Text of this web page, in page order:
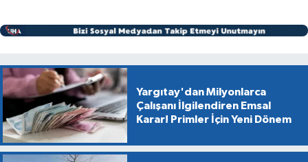
Yargıtay'dan Milyonlarca
Çalışanı İlgilendiren Emsal
Karar! Primler İçin Yeni Dönem